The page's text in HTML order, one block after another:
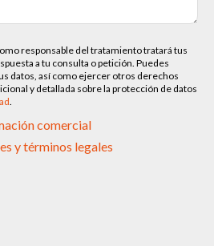
responsable del tratamiento tratará tus
a tu consulta o petición. Puedes
datos, así como ejercer otros derechos
y detallada sobre la protección de datos
comercial
y términos legales